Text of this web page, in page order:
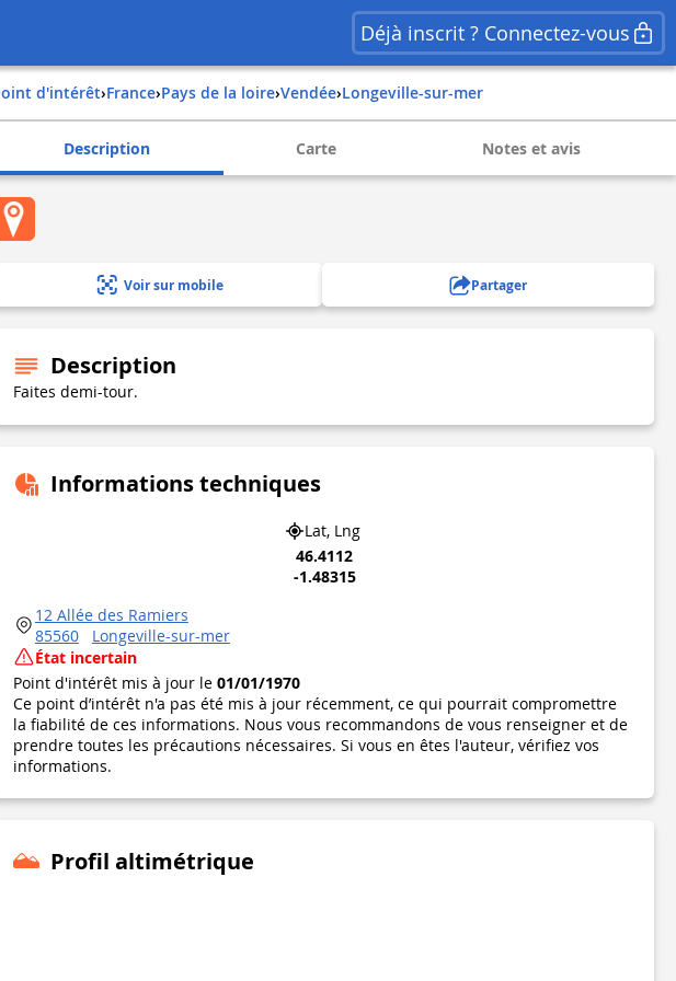
Déjà inscrit ? Connectez-vous
Point d'intérêt› france› pays de la loire› vendée› longeville-sur-mer
Description Carte Notes et avis
Voir sur mobile Partager
Description
Faites demi-tour.
Informations techniques
Lat, Lng
46.4112
-1.48315
12 Allée des Ramiers
85560
Longeville-sur-mer
État incertain
Point d'intérêt mis à jour le 01/01/1970
Ce point d’intérêt n'a pas été mis à jour récemment, ce qui pourrait compromettre
la fiabilité de ces informations. Nous vous recommandons de vous renseigner et de
prendre toutes les précautions nécessaires. Si vous en êtes l'auteur, vérifiez vos
informations.
Profil altimétrique